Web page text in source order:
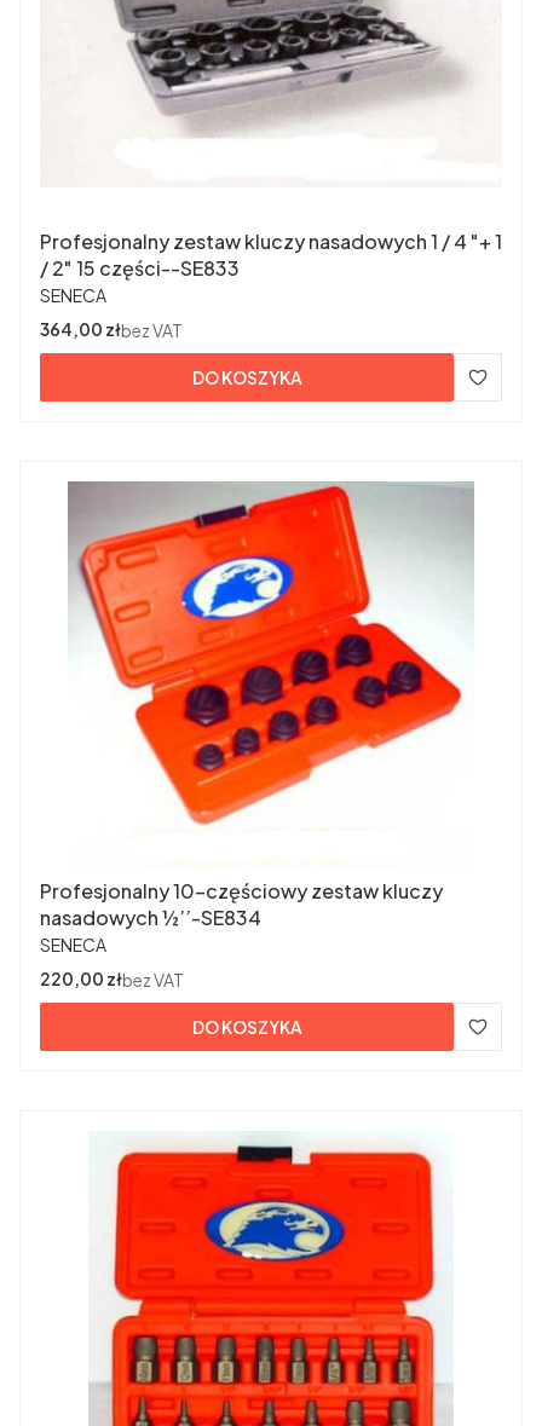
Profesjonalny zestaw kluczy nasadowych 1 / 4 "+ 1
/ 2" 15 części--SE833
PRODUCENT
SENECA
Cena
364,00 złbez VAT
DO KOSZYKA
Profesjonalny 10-częściowy zestaw kluczy
nasadowych ½’’-SE834
PRODUCENT
SENECA
Cena
220,00 złbez VAT
DO KOSZYKA